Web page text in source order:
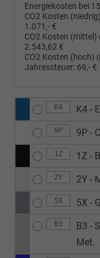
Energiekosten bei
CO2 Kosten (niedrig)
1.071,- €
CO2 Kosten (mittel)
2.543,62 €
CO2 Kosten (hoch)
Jahressteuer: 69,- €
K4 K4 -
9P 9P -
1Z 1Z -
2Y 2Y -
5X 5X -
B3
B3 -
Met.